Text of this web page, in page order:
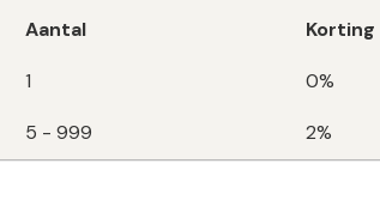
Aantal Korting
1 0%
5 - 999
2%